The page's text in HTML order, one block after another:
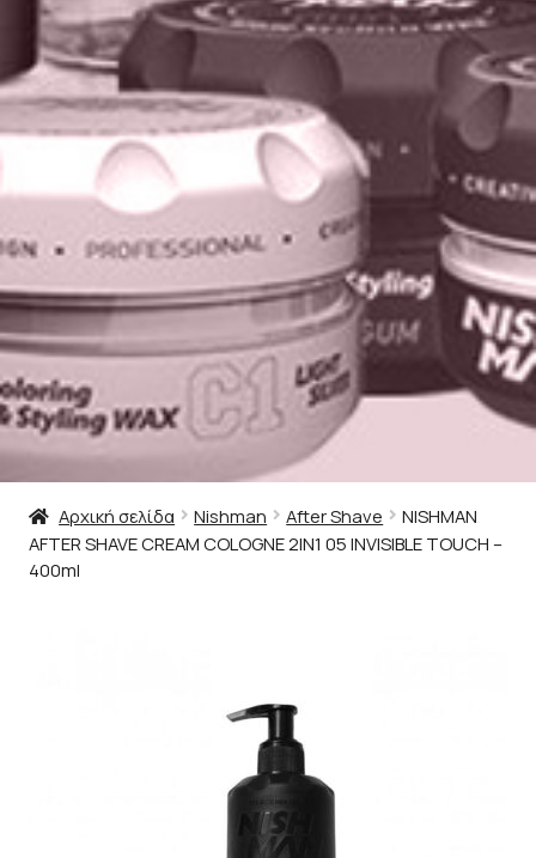
Αρχική σελίδα Nishman After Shave
NISHMAN
AFTER SHAVE CREAM COLOGNE 2IN1 05 INVISIBLE TOUCH –
400ml